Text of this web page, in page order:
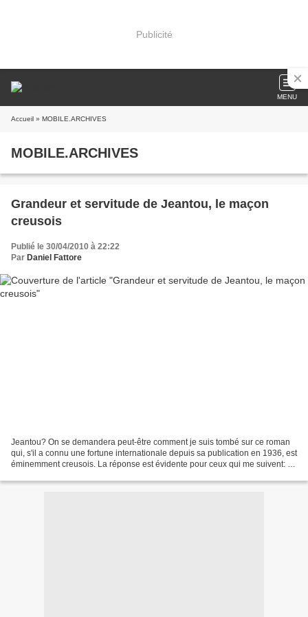
Publicité
MENU
Accueil » MOBILE.ARCHIVES
MOBILE.ARCHIVES
Grandeur et servitude de Jeantou, le maçon
creusois
Publié le 30/04/2010 à 22:22
Par Daniel Fattore
Jeantou? On se demandera peut-être comment je suis tombé sur ce roman
qui, s'il a connu une fortune internationale depuis sa publication en 1936, est
éminemment creusois. La réponse est évidente pour ceux qui me suivent: je